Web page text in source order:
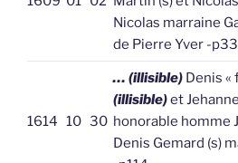
Nicolas marraine
de Pierre Yver -p33
1614 10 30
… (illisible) Denis «
(illisible)et Jehanne
honorable homme
Denis Gemard (s)